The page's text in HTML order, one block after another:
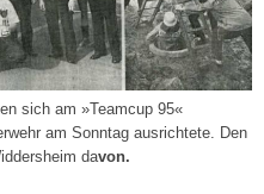
sich am »Teamcup 95«
am Sonntag ausrichtete. Den
davon.